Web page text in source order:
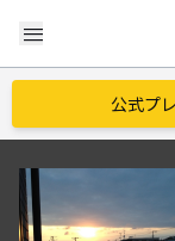
menu
公式プ